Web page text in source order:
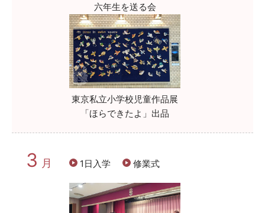
六年生を送る会
東京私立小学校児童作品展
「ほらできたよ」出品
3 月 1日入学 修業式